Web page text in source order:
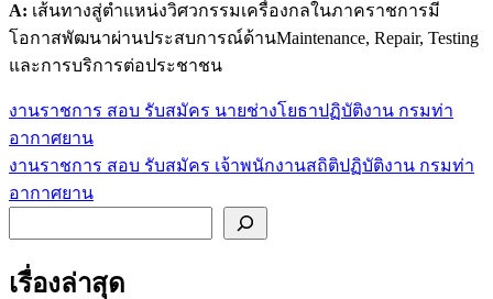
A: เส้นทางสู่ตำแหน่งวิศวกรรมเครื่องกลในภาคราชการมี
โอกาสพัฒนาผ่านประสบการณ์ด้านMaintenance, Repair, Testing
และการบริการต่อประชาชน
แนะแนว
เรื่อง
งานราชการ สอบ รับสมัคร นายช่างโยธาปฏิบัติงาน กรมท่า
อากาศยาน
งานราชการ สอบ รับสมัคร เจ้าพนักงานสถิติปฏิบัติงาน กรมท่า
อากาศยาน
เรื่องล่าสุด